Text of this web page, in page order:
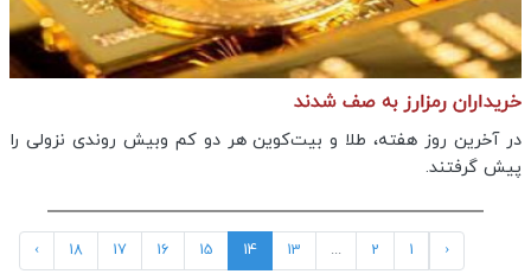
خریداران رمزارز به صف شدند
در آخرین روز هفته، طلا و بیت‌کوین هر دو کم وبیش روندی نزولی را
پیش گرفتند.
‹
1
2
...
13
14
15
16
17
18
›